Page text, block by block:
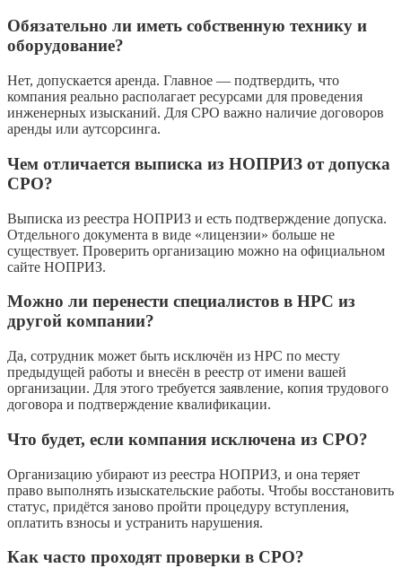
Обязательно ли иметь собственную технику и
оборудование?
Нет, допускается аренда. Главное — подтвердить, что
компания реально располагает ресурсами для проведения
инженерных изысканий. Для СРО важно наличие договоров
аренды или аутсорсинга.
Чем отличается выписка из НОПРИЗ от допуска
СРО?
Выписка из реестра НОПРИЗ и есть подтверждение допуска.
Отдельного документа в виде «лицензии» больше не
существует. Проверить организацию можно на официальном
сайте НОПРИЗ.
Можно ли перенести специалистов в НРС из
другой компании?
Да, сотрудник может быть исключён из НРС по месту
предыдущей работы и внесён в реестр от имени вашей
организации. Для этого требуется заявление, копия трудового
договора и подтверждение квалификации.
Что будет, если компания исключена из СРО?
Организацию убирают из реестра НОПРИЗ, и она теряет
право выполнять изыскательские работы. Чтобы восстановить
статус, придётся заново пройти процедуру вступления,
оплатить взносы и устранить нарушения.
Как часто проходят проверки в СРО?